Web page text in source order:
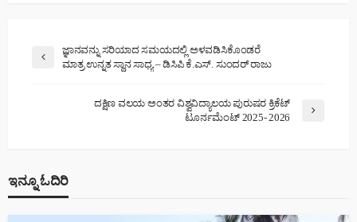
ಜ್ಞಾನವನ್ನು ಸರಿಯಾದ ಸಮಯದಲ್ಲಿ ಅಳವಡಿಸಿಕೊಂಡರೆ
ಮಾತ್ರ ಉನ್ನತ ಸ್ಥಾನ ಸಾಧ್ಯ – ಡಿಸಿಪಿ ಕೆ.ಎಸ್. ಸುಂದರ್ ರಾಜು
ದಕ್ಷಿಣ ವಲಯ ಅಂತರ ವಿಶ್ವವಿದ್ಯಾಲಯ ಪುರುಷರ ಕ್ರಿಕೆಟ್
ಟೂರ್ನಮೆಂಟ್ 2025- 2026
ಇನ್ನೂ ಓದಿರಿ